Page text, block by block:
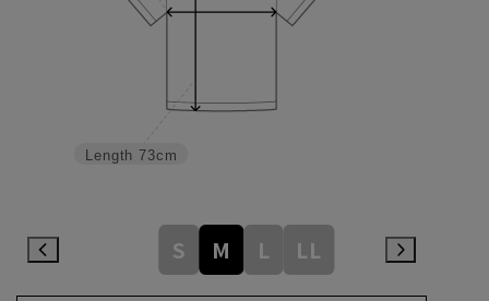
Length 73cm
S M L LL